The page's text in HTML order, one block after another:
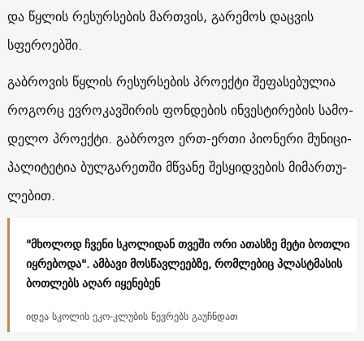
და წყლის რესურსების მართვის, გარემოს დაცვის
სფეროებში.
გაბ­რო­ვის წყლის რე­სურ­სე­ბის პრო­ექ­ტი შე­ფა­სე­ბუ­ლია
რო­გორც ევ­რო­კავ­ში­რის ფონ­დე­ბის ინ­ვეს­ტი­რე­ბის სა­მო­
დე­ლო პრო­ექ­ტი. გაბროვო ერ­თ-ერ­თი პი­ო­ნერი მუ­ნი­ცი­
პა­ლი­ტე­ტია ბულ­გა­რეთ­ში მწვა­ნე შეს­ყიდ­ვე­ბის მი­მარ­თუ­
ლე­ბით.
"მხოლოდ ჩვენი სკოლიდან თვეში ორი ათასზე მეტი ბოთლი
იყრებოდა". ამბავი მოსწავლეებზე, რომლებიც პლასტმასის
ბოთლებს აღარ იყენებენ
იდეა სკოლის ეკო-კლუბის წევრებს გაუჩნდათ